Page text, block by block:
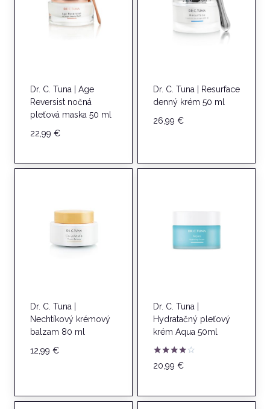
Dr. C. Tuna | Age
Reversist nočná
pleťová maska ​​50 ml
22,99 €
Dr. C. Tuna | Resurface
denný krém 50 ml
26,99 €
Dr. C. Tuna |
Nechtíkový krémový
balzam 80 ml
12,99 €
Dr. C. Tuna |
Hydratačný pleťový
krém Aqua 50ml
Hodnotenie
4.00
20,99 €